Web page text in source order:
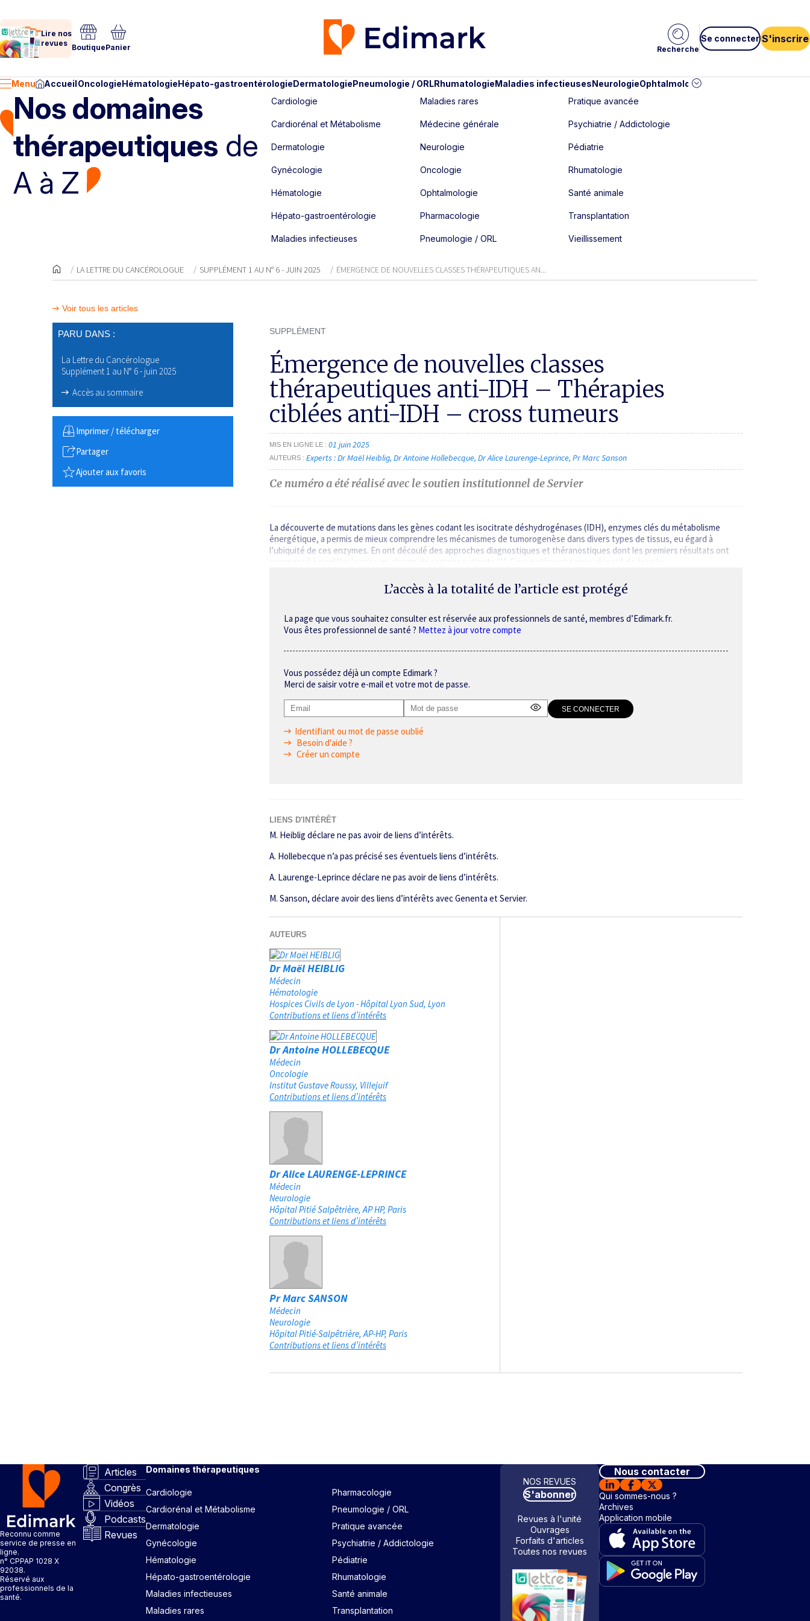
Lire nos
revues BoutiquePanier Recherche
Se connecter S'inscrire
Menu AccueilOncologieHématologieHépato-gastroentérologieDermatologiePneumologie / ORLRhumatologieMaladies infectieusesNeurologieOphtalmologie
Nos domaines
thérapeutiques de
A à Z
Cardiologie
Cardiorénal et Métabolisme
Dermatologie
Gynécologie
Hématologie
Hépato-gastroentérologie
Maladies infectieuses
Maladies rares
Médecine générale
Neurologie
Oncologie
Ophtalmologie
Pharmacologie
Pneumologie / ORL
Pratique avancée
Psychiatrie / Addictologie
Pédiatrie
Rhumatologie
Santé animale
Transplantation
Vieillissement
LA LETTRE DU CANCÉROLOGUE SUPPLÉMENT 1 AU N° 6 - JUIN 2025 ÉMERGENCE DE NOUVELLES CLASSES THÉRAPEUTIQUES AN...
Voir tous les articles
PARU DANS :
La Lettre du Cancérologue
Supplément 1 au N° 6 - juin 2025
Accès au sommaire
Imprimer / télécharger
Partager
Ajouter aux favoris
SUPPLÉMENT
Émergence de nouvelles classes
thérapeutiques anti-IDH – Thérapies
ciblées anti-IDH – cross tumeurs
MIS EN LIGNE LE 01 juin 2025
AUTEURS Experts : Dr Maël Heiblig Dr Antoine Hollebecque Dr Alice Laurenge-Leprince Pr Marc Sanson
Ce numéro a été réalisé avec le soutien institutionnel deServier
La découverte de mutations dans les gènes codant les isocitrate déshydrogénases (IDH), enzymes clés du métabolisme
énergétique, a permis de mieux comprendre les mécanismes de tumorogenèse dans divers types de tissus, eu égard à
l’ubiquité de ces enzymes. En ont découlé des approches diagnostiques et théranostiques dont les premiers résultats ont
commencé à modifier la prise en charge de certains patients [1]. Ce supplément a pour objectif de faire le…
L’accès à la totalité de l’article est protégé
La page que vous souhaitez consulter est réservée aux professionnels de santé, membres d’Edimark.fr.
Vous êtes professionnel de santé ? Mettez à jour votre compte
Vous possédez déjà un compte Edimark ?
Merci de saisir votre e-mail et votre mot de passe.
Identifiant ou mot de passe oublié
Besoin d'aide ?
Créer un compte
LIENS D'INTÉRÊT
M. Heiblig déclare ne pas avoir de liens d’intérêts.
A. Hollebecque n’a pas précisé ses éventuels liens d’intérêts.
A. Laurenge-Leprince déclare ne pas avoir de liens d’intérêts.
M. Sanson, déclare avoir des liens d’intérêts avec Genenta et Servier.
AUTEURS
Dr Maël HEIBLIG
Médecin
Hématologie
Hospices Civils de Lyon - Hôpital Lyon Sud Lyon
Contributions et liens d’intérêts
Dr Antoine HOLLEBECQUE
Médecin
Oncologie
Institut Gustave Roussy Villejuif
Contributions et liens d’intérêts
Dr Alice LAURENGE-LEPRINCE
Médecin
Neurologie
Hôpital Pitié Salpêtrière, AP HP Paris
Contributions et liens d’intérêts
Pr Marc SANSON
Médecin
Neurologie
Hôpital Pitié-Salpêtrière, AP-HP Paris
Contributions et liens d’intérêts
Reconnu comme
service de presse en
ligne.
n° CPPAP 1028 X
92038.
Réservé aux
professionnels de la
santé.
Articles
Congrès
Vidéos
Podcasts
Revues
Domaines thérapeutiques
Cardiologie
Cardiorénal et Métabolisme
Dermatologie
Gynécologie
Hématologie
Hépato-gastroentérologie
Maladies infectieuses
Maladies rares
Pharmacologie
Pneumologie / ORL
Pratique avancée
Psychiatrie / Addictologie
Pédiatrie
Rhumatologie
Santé animale
Transplantation
NOS REVUES
S'abonner
Revues à l'unité
Ouvrages
Forfaits d'articles
Toutes nos revues
Nous contacter
Qui sommes-nous ?
Archives
Application mobile